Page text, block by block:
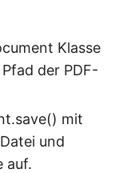
Klasse
der PDF-
mit
und
auf.